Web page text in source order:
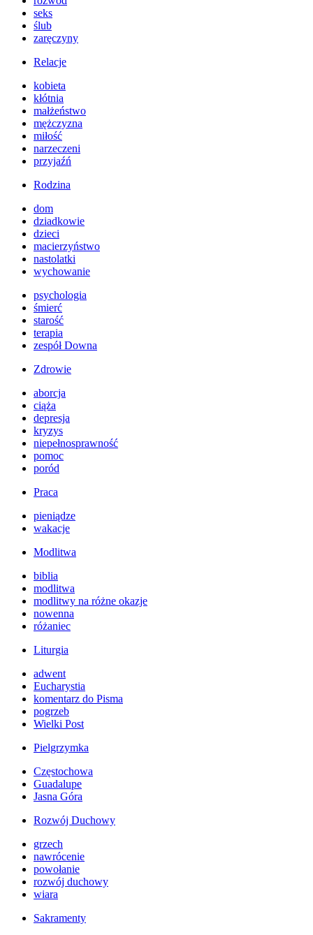
seks
ślub
zaręczyny
Relacje
kobieta
kłótnia
małżeństwo
mężczyzna
miłość
narzeczeni
przyjaźń
Rodzina
dom
dziadkowie
dzieci
macierzyństwo
nastolatki
wychowanie
psychologia
śmierć
starość
terapia
zespół Downa
Zdrowie
aborcja
ciąża
depresja
kryzys
niepełnosprawność
pomoc
poród
Praca
pieniądze
wakacje
Modlitwa
biblia
modlitwa
modlitwy na różne okazje
nowenna
różaniec
Liturgia
adwent
Eucharystia
komentarz do Pisma
pogrzeb
Wielki Post
Pielgrzymka
Częstochowa
Guadalupe
Jasna Góra
Rozwój Duchowy
grzech
nawrócenie
powołanie
rozwój duchowy
wiara
Sakramenty